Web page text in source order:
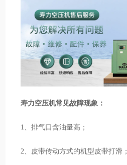
寿力空压机常见故障现象：
1、排气口含油量高；
2、皮带传动方式的机型皮带打滑；